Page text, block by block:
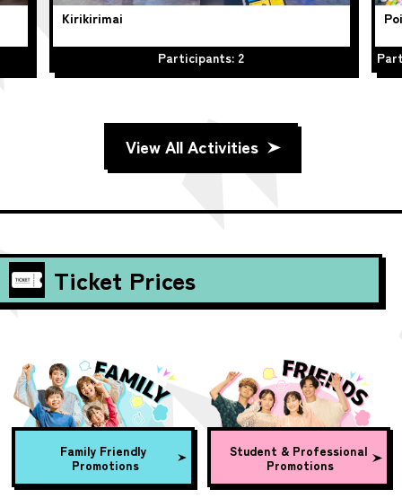
Kirikirimai
Participants: 2
View All Activities
Ticket Prices
Family Friendly
Promotions
Student & Professional
Promotions